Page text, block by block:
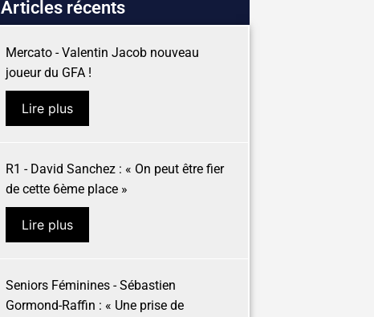
Articles récents
Mercato - Valentin Jacob nouveau
joueur du GFA !
Lire plus
R1 - David Sanchez : « On peut être fier
de cette 6ème place »
Lire plus
Seniors Féminines - Sébastien
Gormond-Raffin : « Une prise de